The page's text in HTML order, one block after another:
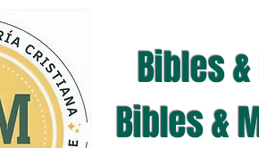
Bibles
Bibles &